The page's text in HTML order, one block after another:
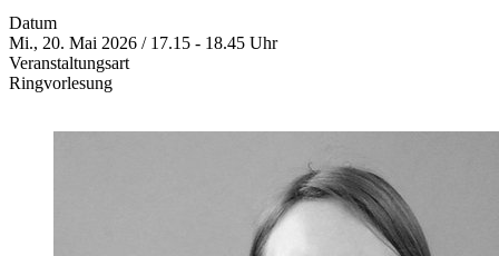
Datum
Mi., 20. Mai 2026 / 17.15 - 18.45 Uhr
Veranstaltungsart
Ringvorlesung